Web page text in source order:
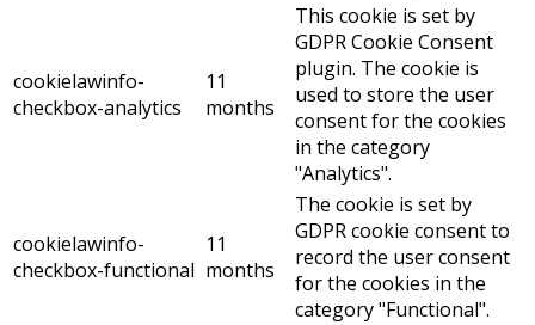
cookielawinfo-
checkbox-analytics
11
months
This cookie is set by
GDPR Cookie Consent
plugin. The cookie is
used to store the user
consent for the cookies
in the category
"Analytics".
cookielawinfo-
checkbox-functional
11
months
The cookie is set by
GDPR cookie consent to
record the user consent
for the cookies in the
category "Functional".